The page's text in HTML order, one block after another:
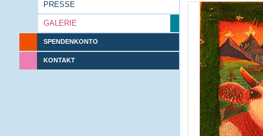
PRESSE
GALERIE
SPENDENKONTO
KONTAKT